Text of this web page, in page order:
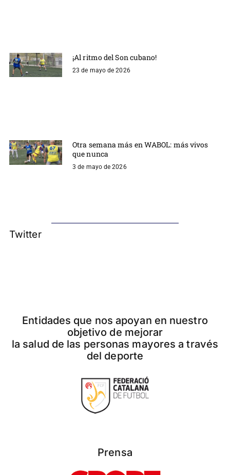
¡Al ritmo del Son cubano!
23 de mayo de 2026
Otra semana más en WABOL: más vivos
que nunca
3 de mayo de 2026
Twitter
Entidades que nos apoyan en nuestro
objetivo de mejorar
la salud de las personas mayores a través
del deporte
Prensa